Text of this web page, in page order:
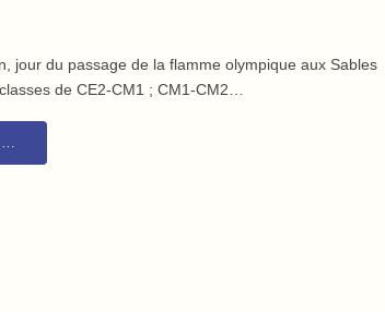
jour du passage de la flamme olympique aux Sables
de CE2-CM1 ; CM1-CM2…